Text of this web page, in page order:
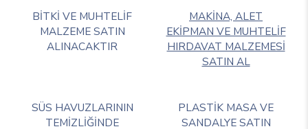
BİTKİ VE MUHTELİF
MALZEME SATIN
ALINACAKTIR
MAKİNA, ALET
EKİPMAN VE MUHTELİF
HIRDAVAT MALZEMESİ
SATIN AL
SÜS HAVUZLARININ
TEMİZLİĞİNDE
PLASTİK MASA VE
SANDALYE SATIN